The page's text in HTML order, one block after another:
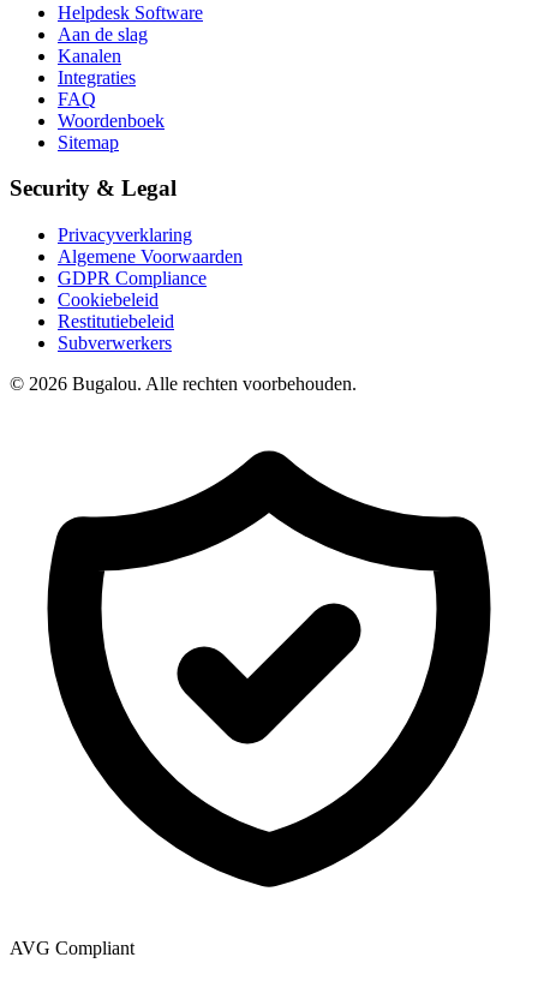
Helpdesk Software
Aan de slag
Kanalen
Integraties
FAQ
Woordenboek
Sitemap
Security & Legal
Privacyverklaring
Algemene Voorwaarden
GDPR Compliance
Cookiebeleid
Restitutiebeleid
Subverwerkers
© 2026 Bugalou. Alle rechten voorbehouden.
AVG Compliant